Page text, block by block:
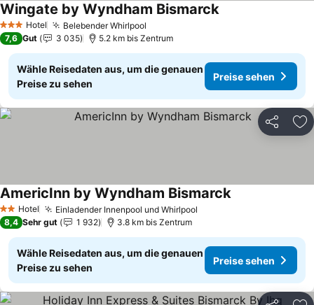
3 SterneHotel Belebender Whirlpool
Wingate by Wyndham BismarckPreise sehen
7,6 Gut 3 035 5.2 km bis Zentrum
Wähle Reisedaten aus, um die genauen
Preise zu sehen
Preise sehen
Teilen
2 Sterne
Hotel Einladender Innenpool und Whirlpool
AmericInn by Wyndham BismarckPreise sehen
8,4 Sehr gut 1 932 3.8 km bis Zentrum
Wähle Reisedaten aus, um die genauen
Preise zu sehen
Preise sehen